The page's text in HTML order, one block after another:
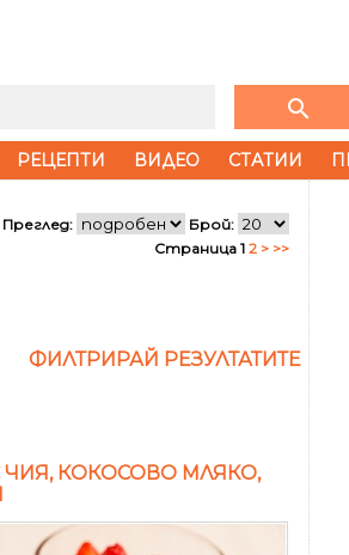
search
РЕЦЕПТИ ВИДЕО СТАТИИ
Преглед:
Брой:
Страница 1 2 > >>
ФИЛТРИРАЙ РЕЗУЛТАТИТЕ
ЧИЯ, КОКОСОВО МЛЯКО,